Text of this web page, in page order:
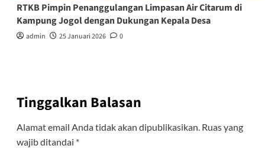
RTKB Pimpin Penanggulangan Limpasan Air Citarum di
Kampung Jogol dengan Dukungan Kepala Desa
admin 25 Januari 2026 0
Tinggalkan Balasan
Alamat email Anda tidak akan dipublikasikan. Ruas yang
wajib ditandai *